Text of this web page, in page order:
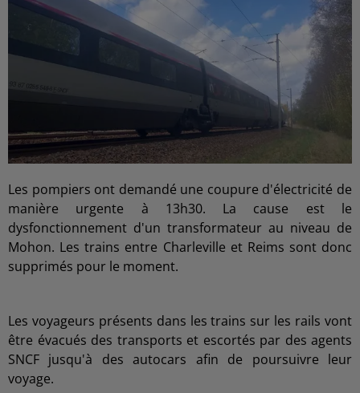
Les pompiers ont demandé une coupure d'électricité de
manière urgente à 13h30. La cause est le
dysfonctionnement d'un transformateur au niveau de
Mohon. Les trains entre Charleville et Reims sont donc
supprimés pour le moment.
Les voyageurs présents dans les trains sur les rails vont
être évacués des transports et escortés par des agents
SNCF jusqu'à des autocars afin de poursuivre leur
voyage.